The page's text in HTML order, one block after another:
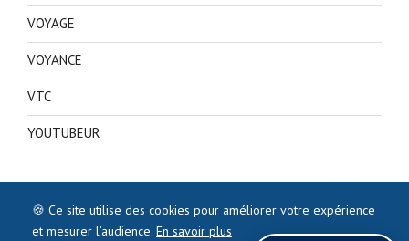
VOYAGE
VOYANCE
VTC
YOUTUBEUR
🍪 Ce site utilise des cookies pour améliorer votre expérience
et mesurer l’audience. En savoir plus